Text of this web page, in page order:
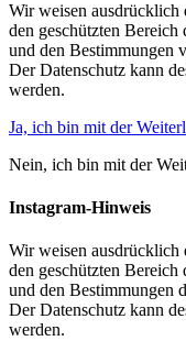
Wir weisen ausdrücklich
den geschützten Bereich
und den Bestimmungen
Der Datenschutz kann
werden.
Ja, ich bin mit der
Nein, ich bin mit der
Instagram-Hinweis
Wir weisen ausdrücklich
den geschützten Bereich
und den Bestimmungen
Der Datenschutz kann
werden.